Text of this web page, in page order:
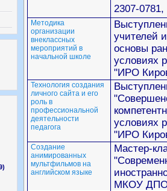
2307-
Методика
организации
внеклассных
мероприятий в
начальной школе
учителей
основы
условиях
"ИРО
Технология создания
личного сайта и его
роль в
профессиональной
деятельности
педагога
условиях
"ИРО
Создание
анимированных
мультфильмов на
английском языке
Мастер-
МКОУ ДПО